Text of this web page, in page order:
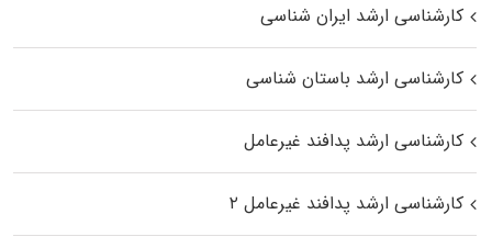
کارشناسی ارشد ایران شناسی
کارشناسی ارشد باستان شناسی
کارشناسی ارشد پدافند غیرعامل
کارشناسی ارشد پدافند غیرعامل ۲